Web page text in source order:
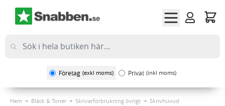
Företag (exkl moms) Privat (inkl moms)
Hem Bläck & Toner Skrivarförbrukning övrigt Skrivhuvud